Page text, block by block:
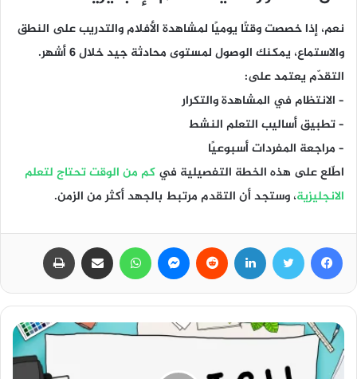
نعم، إذا خصصت وقتًا يوميًا لمشاهدة الأفلام والتدريب على النطق
والاستماع، يمكنك الوصول لمستوى محادثة جيد خلال 6 أشهر.
التقدّم يعتمد على:
– الانتظام في المشاهدة والتكرار
– تطبيق أساليب التعلم النشط
– مراجعة المفردات أسبوعيًا
اطّلع على هذه الخطة التفصيلية في كم من الوقت تحتاج لتعلم
الانجليزية، وستجد أن التقدم مرتبط بالجهد أكثر من الزمن.
فيسبوك تويتر لينكدإن ماسنجر واتساب مشاركة عبر البريد